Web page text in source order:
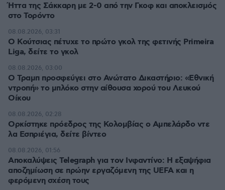
Ήττα της Σάκκαρη με 2-0 από την Γκοφ και αποκλεισμός
στο Τορόντο
Ο Κούτσιας πέτυχε το πρώτο γκολ της φετινής Primeira
Liga, δείτε το γκολ
08.08.2026, 03:31
Ο Τραμπ προσφεύγει στο Ανώτατο Δικαστήριο: «Εθνική
ντροπή» το μπλόκο στην αίθουσα χορού του Λευκού
Οίκου
08.08.2026, 03:00
Ορκίστηκε πρόεδρος της Κολομβίας ο Αμπελάρδο ντε
λα Εσπριέγια, δείτε βίντεο
08.08.2026, 02:28
Αποκαλύψεις Telegraph για τον Ινφαντίνο: Η εξαψήφια
αποζημίωση σε πρώην εργαζόμενη της UEFA και η
φερόμενη σχέση τους
08.08.2026, 01:56